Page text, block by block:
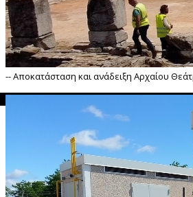
-- Αποκατάσταση και ανάδειξη Αρχαίου
">
και ανάδειξη Αρχαίου